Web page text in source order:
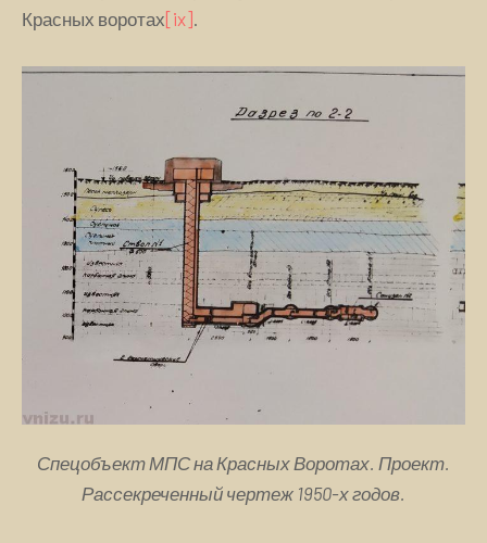
Красных воротах[ix]
Спецобъект МПС на Красных Воротах. Проект.
Рассекреченный чертеж 1950-х годов.